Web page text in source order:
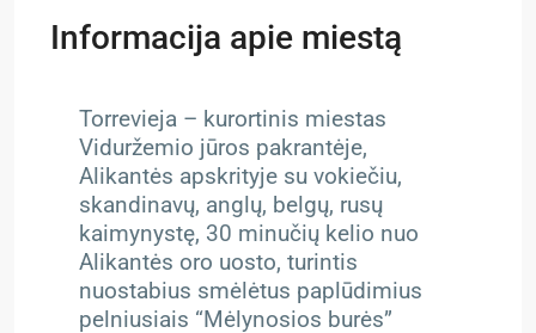
Informacija apie miestą
Torrevieja – kurortinis miestas
Viduržemio jūros pakrantėje,
Alikantės apskrityje su vokiečiu,
skandinavų, anglų, belgų, rusų
kaimynystę, 30 minučių kelio nuo
Alikantės oro uosto, turintis
nuostabius smėlėtus paplūdimius
pelniusiais “Mėlynosios burės”